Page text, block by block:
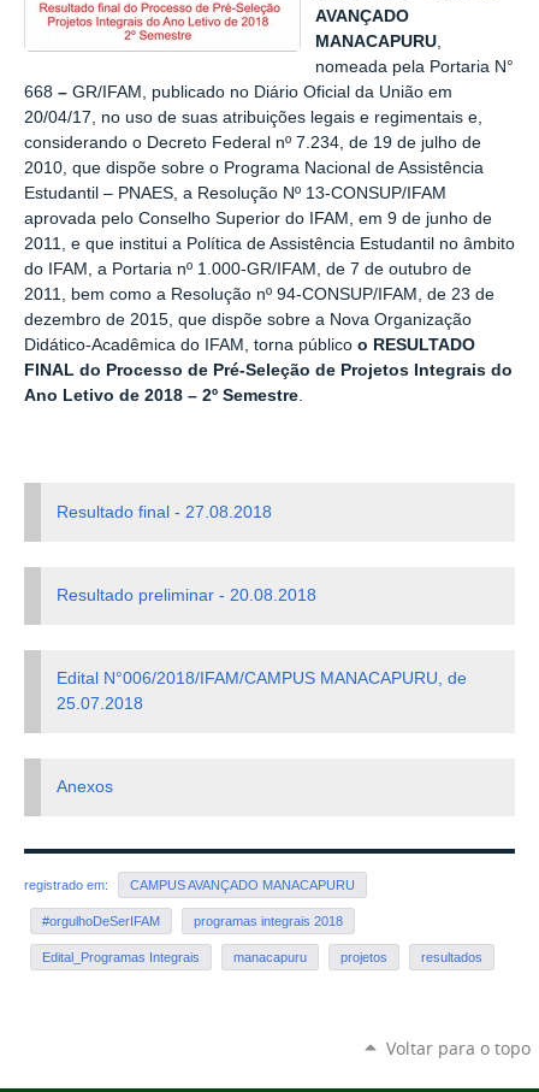
AVANÇADO
MANACAPURU,
nomeada pela Portaria N°
668 – GR/IFAM, publicado no Diário Oficial da União em
20/04/17, no uso de suas atribuições legais e regimentais e,
considerando o Decreto Federal nº 7.234, de 19 de julho de
2010, que dispõe sobre o Programa Nacional de Assistência
Estudantil – PNAES, a Resolução Nº 13-CONSUP/IFAM
aprovada pelo Conselho Superior do IFAM, em 9 de junho de
2011, e que institui a Política de Assistência Estudantil no âmbito
do IFAM, a Portaria nº 1.000-GR/IFAM, de 7 de outubro de
2011, bem como a Resolução nº 94-CONSUP/IFAM, de 23 de
dezembro de 2015, que dispõe sobre a Nova Organização
Didático-Acadêmica do IFAM, torna público o RESULTADO
FINAL do Processo de Pré-Seleção de Projetos Integrais do
Ano Letivo de 2018 – 2º Semestre.
Resultado final - 27.08.2018
Resultado preliminar - 20.08.2018
Edital N°006/2018/IFAM/CAMPUS MANACAPURU, de
25.07.2018
Anexos
registrado em: CAMPUS AVANÇADO MANACAPURU
#orgulhoDeSerIFAM programas integrais 2018
Edital_Programas Integrais manacapuru projetos resultados
Voltar para o topo